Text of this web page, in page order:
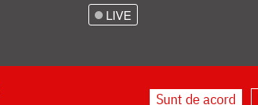
LIVE
Sunt de acord